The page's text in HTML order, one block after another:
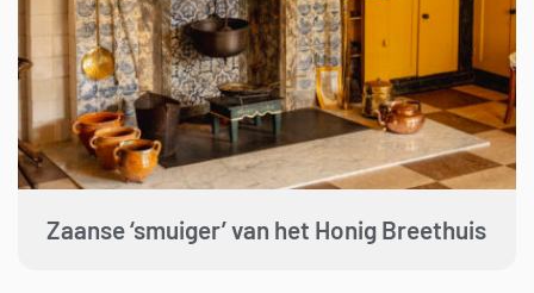
Zaanse ‘smuiger’ van het Honig Breethuis